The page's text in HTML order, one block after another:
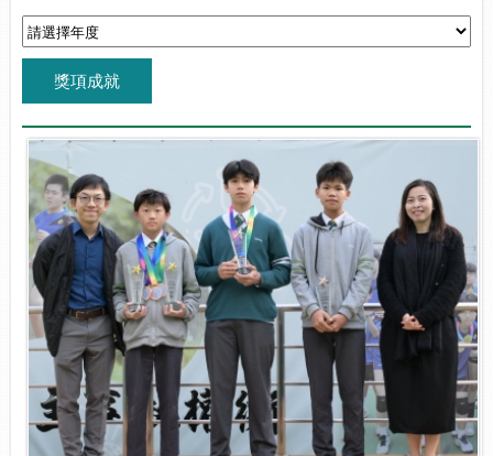
獎項成就